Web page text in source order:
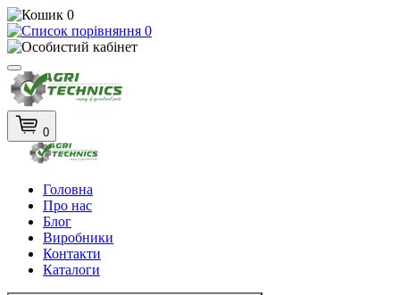
0
0
0
Головна
Про нас
Блог
Виробники
Контакти
Каталоги